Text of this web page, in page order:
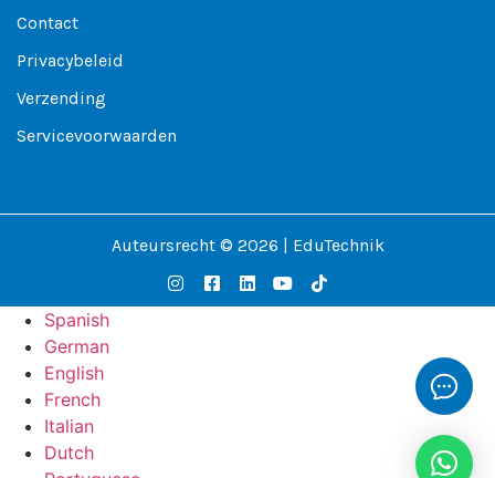
Contact
Privacybeleid
Verzending
Servicevoorwaarden
Auteursrecht © 2026 | EduTechnik
Spanish
German
English
French
Italian
Dutch